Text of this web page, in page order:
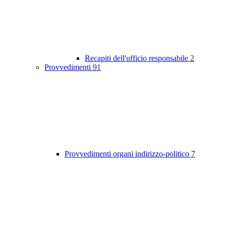
Recapiti dell'ufficio responsabile 2
Provvedimenti 91
Provvedimenti organi indirizzo-politico 7